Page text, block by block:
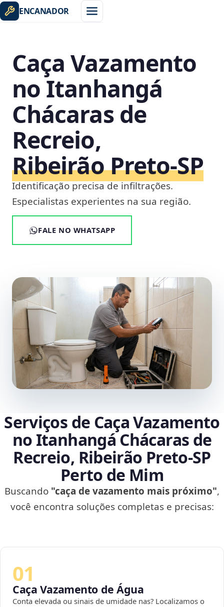
ENCANADOR
Caça Vazamento
no Itanhangá
Chácaras de
Recreio,
Ribeirão Preto‑SP
Identificação precisa de infiltrações.
Especialistas experientes na sua região.
FALE NO WHATSAPP
Serviços de Caça Vazamento
no Itanhangá Chácaras de
Recreio, Ribeirão Preto‑SP
Perto de Mim
Buscando "caça de vazamento mais próximo",
você encontra soluções completas e precisas:
01
Caça Vazamento de Água
Conta elevada ou sinais de umidade nas? Localizamos o